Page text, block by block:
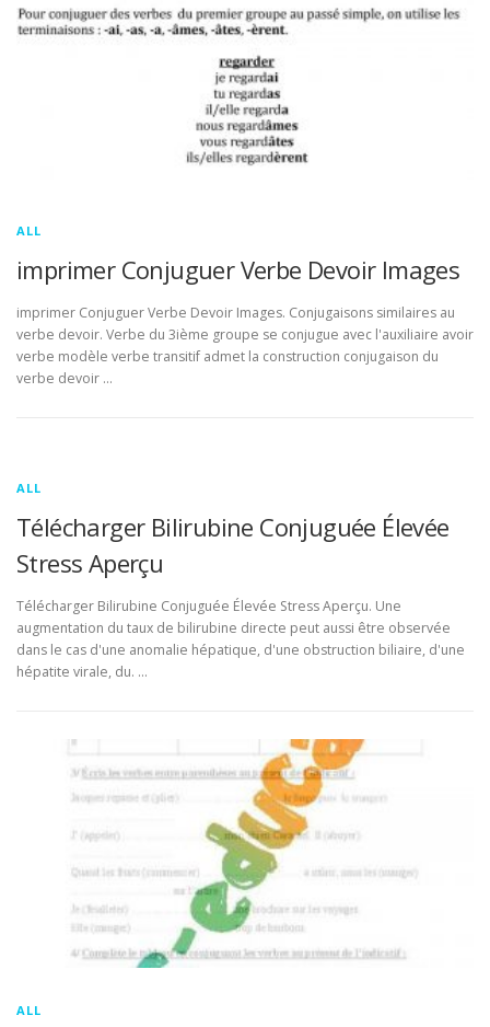
ALL
imprimer Conjuguer Verbe Devoir Images
imprimer Conjuguer Verbe Devoir Images. Conjugaisons similaires au
verbe devoir. Verbe du 3ième groupe se conjugue avec l'auxiliaire avoir
verbe modèle verbe transitif admet la construction conjugaison du
verbe devoir …
ALL
Télécharger Bilirubine Conjuguée Élevée
Stress Aperçu
Télécharger Bilirubine Conjuguée Élevée Stress Aperçu. Une
augmentation du taux de bilirubine directe peut aussi être observée
dans le cas d'une anomalie hépatique, d'une obstruction biliaire, d'une
hépatite virale, du. …
ALL